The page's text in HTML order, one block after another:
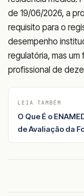
de 19/06/2026, a
requisito para o
desempenho
regulatória, mas
profissional de
LEIA TAMBÉM
O Que É o
de Avaliação da